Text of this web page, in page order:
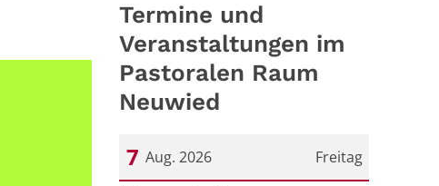
Termine und
Veranstaltungen im
Pastoralen Raum
Neuwied
Freitag
7 Aug. 2026